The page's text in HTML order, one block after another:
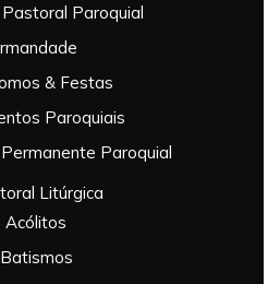
Pastoral Paroquial
& Festas
Paroquiais
Paroquial
Litúrgica
Acólitos
Batismos